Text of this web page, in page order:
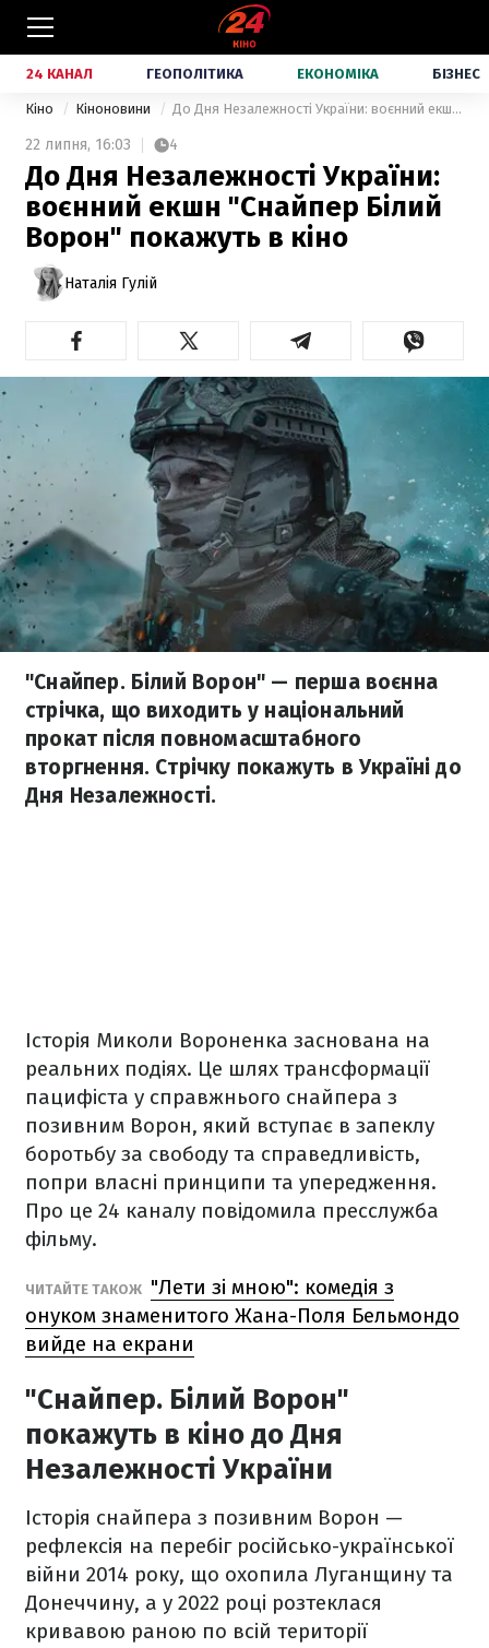
24 КАНАЛ ГЕОПОЛІТИКА ЕКОНОМІКА БІЗНЕС
Кіно Кіноновини До Дня Незалежності України: воєнний екшн "Снайпер Білий Ворон" покажуть в кіно
22 липня, 16:03 4
До Дня Незалежності України:
воєнний екшн "Снайпер Білий
Ворон" покажуть в кіно
Наталія Гулій
"Снайпер. Білий Ворон" — перша воєнна
стрічка, що виходить у національний
прокат після повномасштабного
вторгнення. Стрічку покажуть в Україні до
Дня Незалежності.
Історія Миколи Вороненка заснована на
реальних подіях. Це шлях трансформації
пацифіста у справжнього снайпера з
позивним Ворон, який вступає в запеклу
боротьбу за свободу та справедливість,
попри власні принципи та упередження.
Про це 24 каналу повідомила пресслужба
фільму.
ЧИТАЙТЕ ТАКОЖ "Лети зі мною": комедія з
онуком знаменитого Жана-Поля Бельмондо
вийде на екрани
"Снайпер. Білий Ворон"
покажуть в кіно до Дня
Незалежності України
Історія снайпера з позивним Ворон —
рефлексія на перебіг російсько-української
війни 2014 року, що охопила Луганщину та
Донеччину, а у 2022 році розтеклася
кривавою раною по всій території